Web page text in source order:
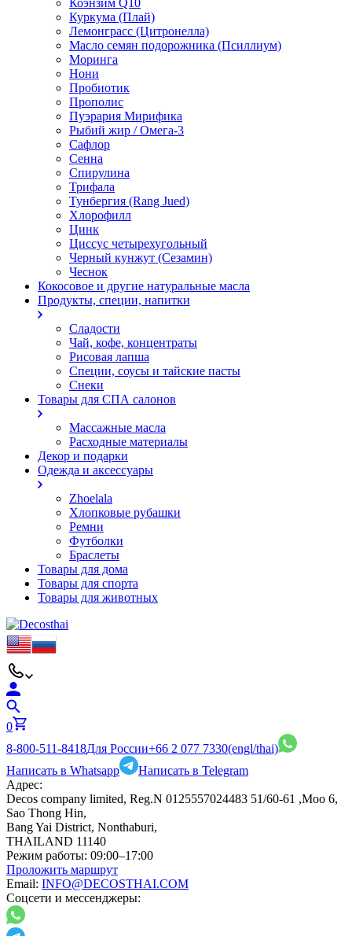
Коэнзим Q10
Куркума (Плай)
Лемонграсс (Цитронелла)
Масло семян подорожника (Псиллиум)
Моринга
Нони
Пробиотик
Прополис
Пуэрария Мирифика
Рыбий жир / Омега-3
Сафлор
Сенна
Спирулина
Трифала
Тунбергия (Rang Jued)
Хлорофилл
Цинк
Циссус четырехугольный
Черный кунжут (Сезамин)
Чеснок
Кокосовое и другие натуральные масла
Продукты, специи, напитки
Сладости
Чай, кофе, концентраты
Рисовая лапша
Специи, соусы и тайские пасты
Снеки
Товары для СПА салонов
Массажные масла
Расходные материалы
Декор и подарки
Одежда и аксессуары
Zhoelala
Хлопковые рубашки
Ремни
Футболки
Браслеты
Товары для дома
Товары для спорта
Товары для животных
0
8-800-511-8418Для России+66 2 077 7330(engl/thai)
Написать в Whatsapp
Написать в Telegram
Адрес:
Decos company limited, Reg.N 0125557024483 51/60-61 ,Moo 6,
Sao Thong Hin,
Bang Yai District, Nonthaburi,
THAILAND 11140
Режим работы: 09:00–17:00
Проложить маршрут
Email: INFO@DECOSTHAI.COM
Соцсети и мессенджеры: